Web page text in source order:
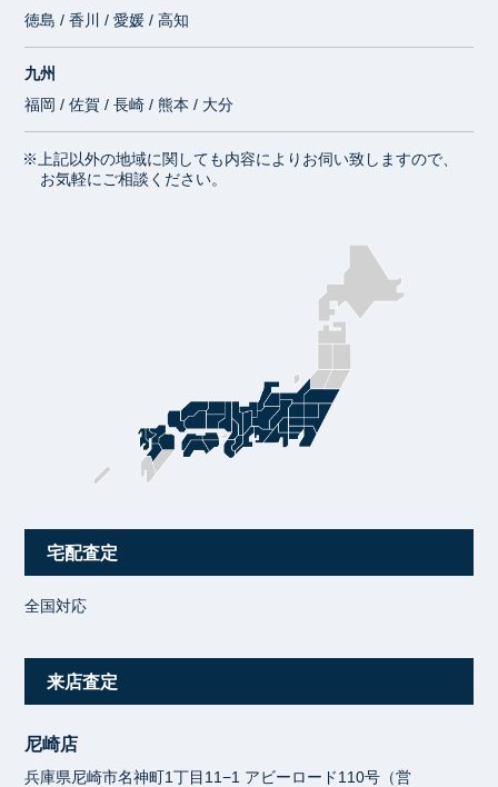
徳島 / 香川 / 愛媛 / 高知
九州
福岡 / 佐賀 / 長崎 / 熊本 / 大分
※上記以外の地域に関しても内容によりお伺い致しますので、
お気軽にご相談ください。
宅配査定
全国対応
来店査定
尼崎店
兵庫県尼崎市名神町1丁目11−1 アビーロード110号（営